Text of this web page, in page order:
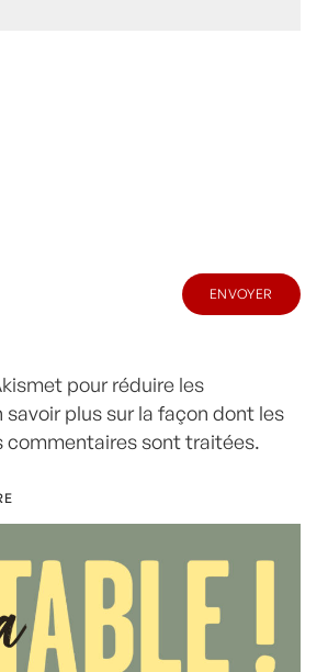
pour réduire les
savoir plus sur la façon dont les
commentaires sont traitées.